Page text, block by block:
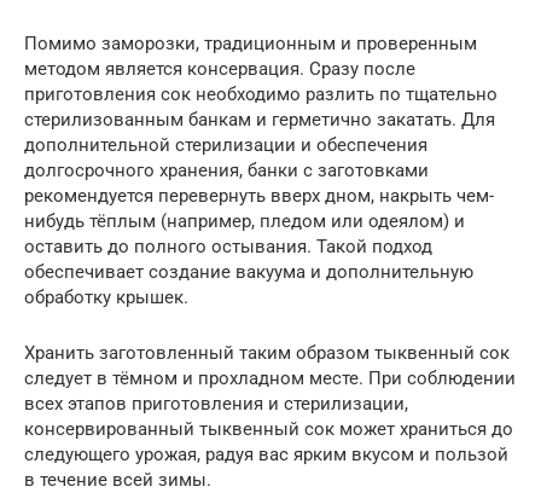
Помимо заморозки, традиционным и проверенным
методом является консервация. Сразу после
приготовления сок необходимо разлить по тщательно
стерилизованным банкам и герметично закатать. Для
дополнительной стерилизации и обеспечения
долгосрочного хранения, банки с заготовками
рекомендуется перевернуть вверх дном, накрыть чем-
нибудь тёплым (например, пледом или одеялом) и
оставить до полного остывания. Такой подход
обеспечивает создание вакуума и дополнительную
обработку крышек.
Хранить заготовленный таким образом тыквенный сок
следует в тёмном и прохладном месте. При соблюдении
всех этапов приготовления и стерилизации,
консервированный тыквенный сок может храниться до
следующего урожая, радуя вас ярким вкусом и пользой
в течение всей зимы.